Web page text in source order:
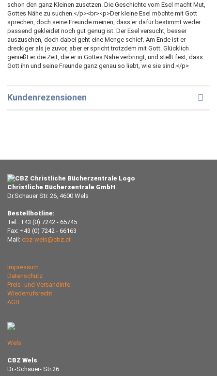
schon den ganz Kleinen zusetzen. Die Geschichte vom Esel macht Mut,
Gottes Nähe zu suchen.</p><br><p>Der kleine Esel möchte mit Gott
sprechen, doch seine Freunde meinen, dass er dafür bestimmt weder
passend gekleidet noch gut genug ist. Der Esel versucht, besser
auszusehen, doch dabei geht eine Menge schief. Am Ende ist er
dreckiger als je zuvor, aber er spricht trotzdem mit Gott. Glücklich
genießt er die Zeit, die er in Gottes Nähe verbringt, und stellt fest, dass
Gott ihn und seine Freunde ganz genau so liebt, wie sie sind.</p>
Kundenrezensionen
Christliche Bücherzentrale GmbH
Dr.Schauer Str. 26, 4600 Wels
Bestellhotline:
Tel.: +43 (0) 7242 - 65745
Fax: +43 (0) 7242 - 66163
Mail: cbz-wels@cbz.at
Impressum
Datenschutz
Preis- und Versandinfo
Wiederrufsrecht
AGB
Wels
CBZ Wels
Dr.-Schauer- Str.26